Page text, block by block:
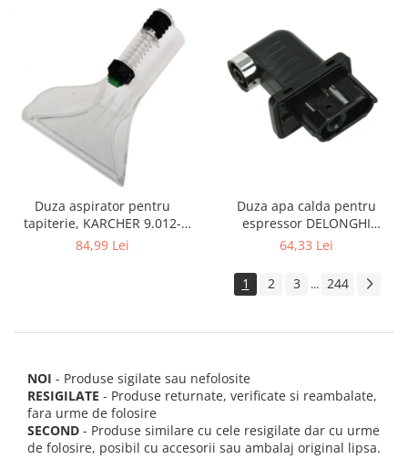
Duza aspirator pentru
tapiterie, KARCHER 9.012-
278.0, SE4001, SE4002, SE5100
84,99 Lei
Duza apa calda pentru
espressor DELONGHI
AS00006949, ECAM22 ECAM29
64,33 Lei
1 2 3 ... 244
NOI - Produse sigilate sau nefolosite
RESIGILATE - Produse returnate, verificate si reambalate,
fara urme de folosire
SECOND - Produse similare cu cele resigilate dar cu urme
de folosire, posibil cu accesorii sau ambalaj original lipsa.